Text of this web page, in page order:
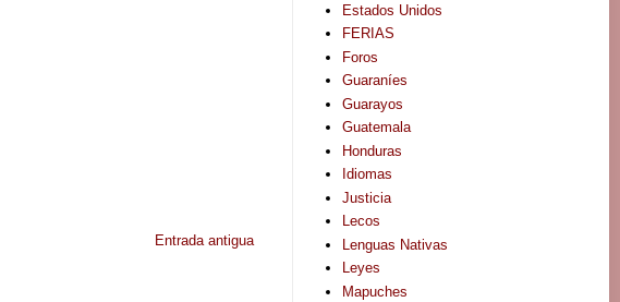
Entrada antigua
Estados Unidos
FERIAS
Foros
Guaraníes
Guarayos
Guatemala
Honduras
Idiomas
Justicia
Lecos
Lenguas Nativas
Leyes
Mapuches